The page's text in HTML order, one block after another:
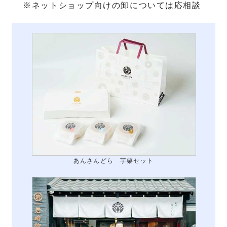
※ネットショップ向けの卸については応相談
あんさんどら 芋栗セット